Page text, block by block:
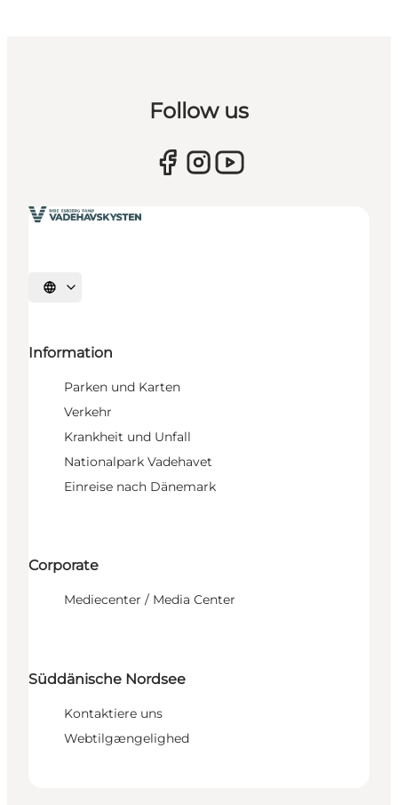
Follow us
Sprache auswählen
Information
Parken und Karten
Verkehr
Krankheit und Unfall
Nationalpark Vadehavet
Einreise nach Dänemark
Corporate
Mediecenter / Media Center
Süddänische Nordsee
Kontaktiere uns
Webtilgængelighed